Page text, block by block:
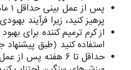
پس
پرهیز کنید، زیرا فرآیند
از کرم ترمیم کننده برای
استفاده کنید (طبق پیشنهاد
حداقل تا ۶ هفته پس